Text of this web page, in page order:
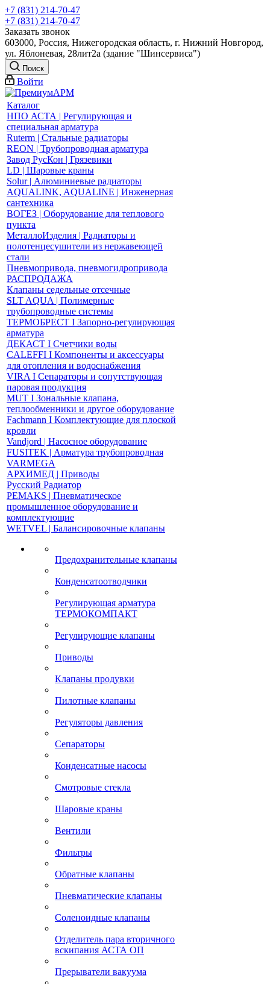
+7 (831) 214-70-47
+7 (831) 214-70-47
Заказать звонок
603000, Россия, Нижегородская область, г. Нижний Новгород,
ул. Яблоневая, 28лит2а (здание "Шинсервиса")
Поиск
Войти
Каталог
НПО АСТА | Регулирующая и
специальная арматура
Ruterm | Стальные радиаторы
REON | Трубопроводная арматура
Завод РусКон | Грязевики
LD | Шаровые краны
Solur | Алюминиевые радиаторы
AQUALINK, AQUALINE | Инженерная
сантехника
ВОГЕЗ | Оборудование для теплового
пункта
МеталлоИзделия | Радиаторы и
полотенцесушители из нержавеющей
стали
Пневмопривода, пневмогидропривода
РАСПРОДАЖА
Клапаны седельные отсечные
SLT AQUA | Полимерные
трубопроводные системы
ТЕРМОБРЕСТ І Запорно-регулирующая
арматура
ДЕКАСТ І Счетчики воды
CALEFFI І Компоненты и аксессуары
для отопления и водоснабжения
VIRA І Сепараторы и сопутствующая
паровая продукция
MUT І Зональные клапана,
теплообменники и другое оборудование
Fachmann І Комплектующие для плоской
кровли
Vandjord | Насосное оборудование
FUSITEK | Арматура трубопроводная
VARMEGA
АРХИМЕД | Приводы
Русский Радиатор
PEMAKS | Пневматическое
промышленное оборудование и
комплектующие
WETVEL | Балансировочные клапаны
Предохранительные клапаны
Конденсатоотводчики
Регулирующая арматура
ТЕРМОКОМПАКТ
Регулирующие клапаны
Приводы
Клапаны продувки
Пилотные клапаны
Регуляторы давления
Сепараторы
Конденсатные насосы
Смотровые стекла
Шаровые краны
Вентили
Фильтры
Обратные клапаны
Пневматические клапаны
Соленоидные клапаны
Отделитель пара вторичного
вскипания АСТА ОП
Прерыватели вакуума